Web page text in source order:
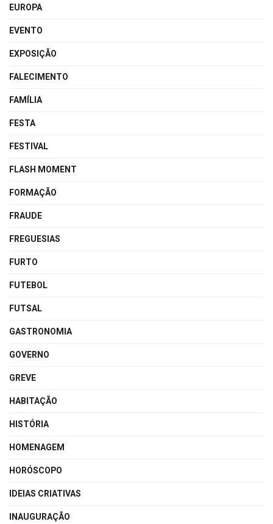
EUROPA
EVENTO
EXPOSIÇÃO
FALECIMENTO
FAMÍLIA
FESTA
FESTIVAL
FLASH MOMENT
FORMAÇÃO
FRAUDE
FREGUESIAS
FURTO
FUTEBOL
FUTSAL
GASTRONOMIA
GOVERNO
GREVE
HABITAÇÃO
HISTÓRIA
HOMENAGEM
HORÓSCOPO
IDEIAS CRIATIVAS
INAUGURAÇÃO